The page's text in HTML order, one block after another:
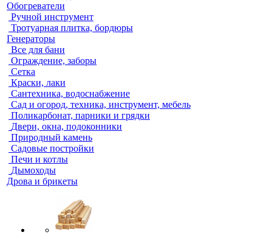
Обогреватели
Ручной инструмент
Тротуарная плитка, бордюры
Генераторы
Все для бани
Ограждение, заборы
Сетка
Краски, лаки
Сантехника, водоснабжение
Сад и огород, техника, инструмент, мебель
Поликарбонат, парники и грядки
Двери, окна, подоконники
Природный камень
Садовые постройки
Печи и котлы
Дымоходы
Дрова и брикеты